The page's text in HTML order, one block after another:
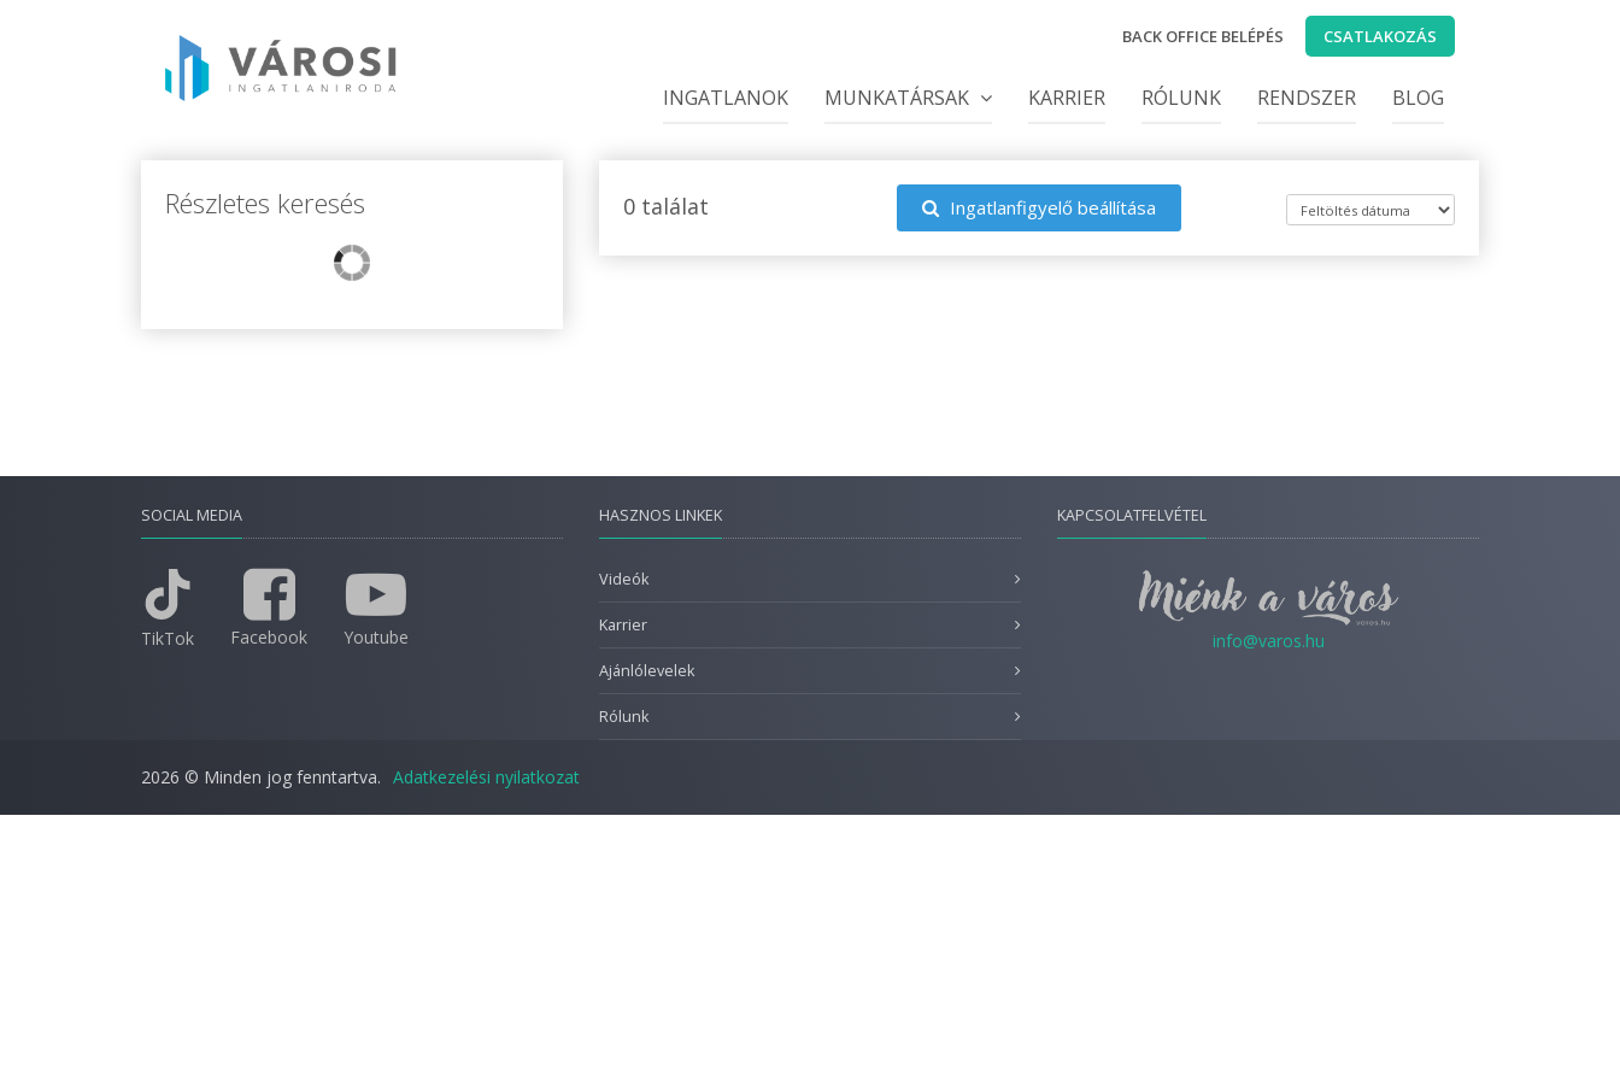
BACK OFFICE BELÉPÉS CSATLAKOZÁS
INGATLANOK MUNKATÁRSAK KARRIER RÓLUNK RENDSZER BLOG
Részletes keresés 0 találat Ingatlanfigyelő beállítása
SOCIAL MEDIA
TikTok Facebook Youtube
HASZNOS LINKEK
Videók
Karrier
Ajánlólevelek
Rólunk
KAPCSOLATFELVÉTEL
info@varos.hu
2026 © Minden jog fenntartva. Adatkezelési nyilatkozat